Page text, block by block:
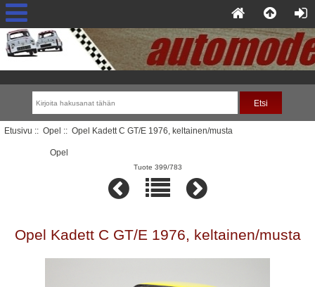
Etusivu :: Opel :: Opel Kadett C GT/E 1976, keltainen/musta
Opel
Tuote 399/783
Opel Kadett C GT/E 1976, keltainen/musta